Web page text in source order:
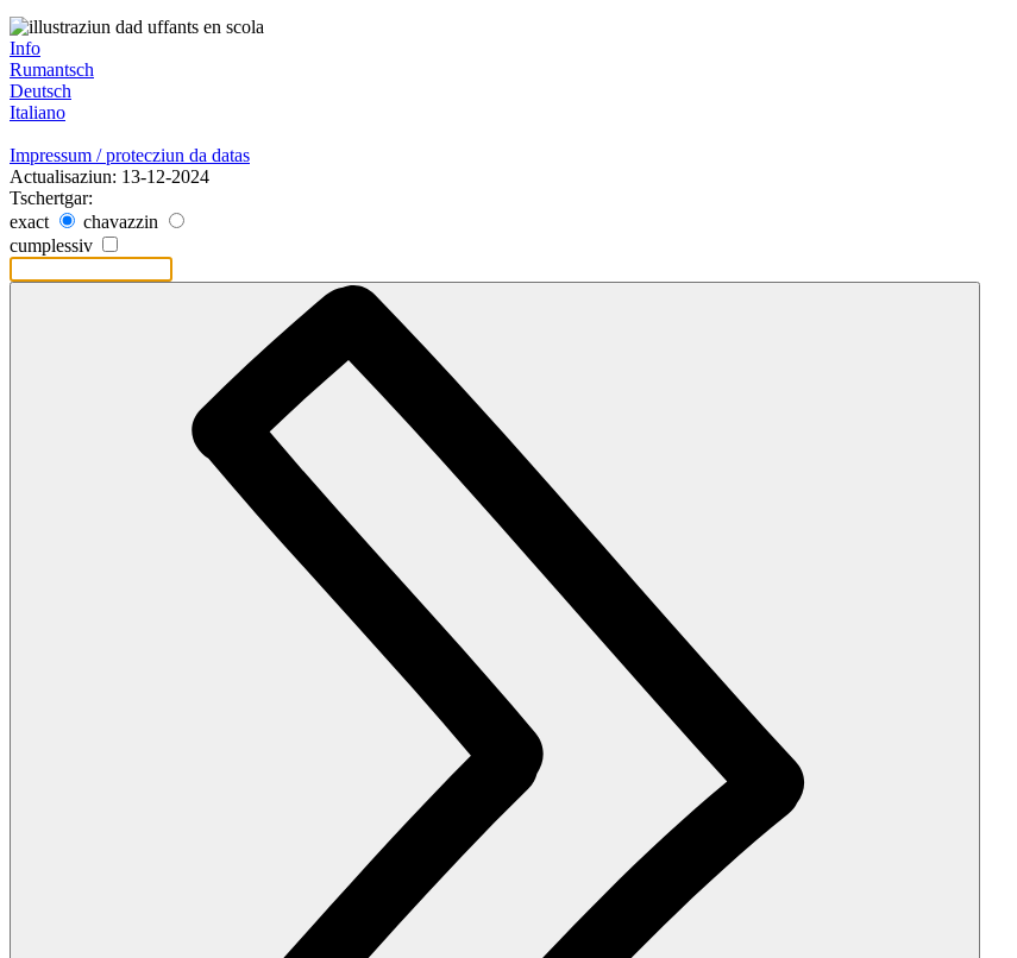
Info
Rumantsch
Deutsch
Italiano
Impressum / protecziun da datas
Actualisaziun: 13-12-2024
Tschertgar:
exact
chavazzin
cumplessiv